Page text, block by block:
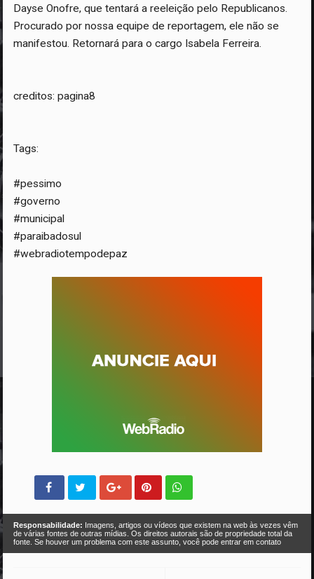
Dayse Onofre, que tentará a reeleição pelo Republicanos.
Procurado por nossa equipe de reportagem, ele não se
manifestou. Retornará para o cargo Isabela Ferreira.
creditos: pagina8
Tags:
#pessimo
#governo
#municipal
#paraibadosul
#webradiotempodepaz
Responsabilidade: Imagens, artigos ou vídeos que existem na web às vezes vêm
de várias fontes de outras mídias. Os direitos autorais são de propriedade total da
fonte. Se houver um problema com este assunto, você pode entrar em contato